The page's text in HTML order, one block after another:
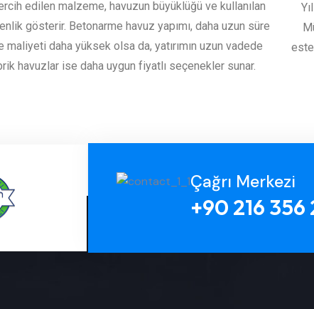
edilen malzeme, havuzun büyüklüğü ve kullanılan
gösterir. Betonarme havuz yapımı, daha uzun süre
maliyeti daha yüksek olsa da, yatırımın uzun vadede
havuzlar ise daha uygun fiyatlı seçenekler sunar.
Çağrı Merkezi
+90 216 356